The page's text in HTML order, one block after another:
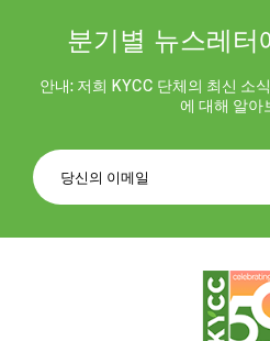
분기별 뉴스레터
안내: 저희 KYCC 단체의 최신 소
에 대해 알아